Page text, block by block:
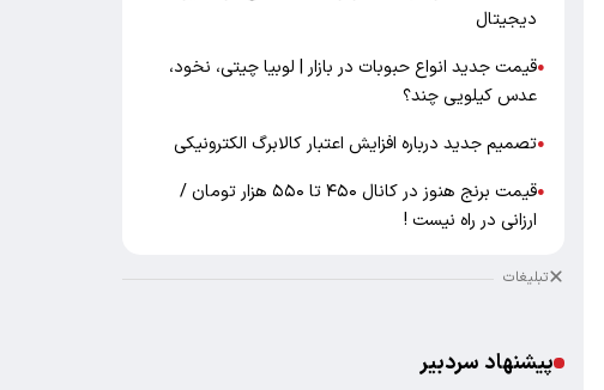
دیجیتال
●قیمت جدید انواع حبوبات در بازار | لوبیا چیتی، نخود،
عدس کیلویی چند؟
●تصمیم جدید درباره افزایش اعتبار کالابرگ الکترونیکی
●
قیمت برنج هنوز در کانال ۴۵۰ تا ۵۵۰ هزار تومان /
ارزانی در راه نیست !
تبلیغات
پیشنهاد سردبیر